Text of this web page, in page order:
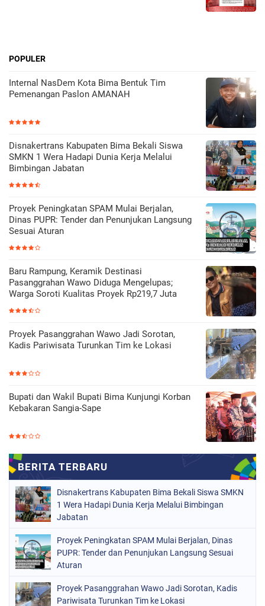
POPULER
Internal NasDem Kota Bima Bentuk Tim
Pemenangan Paslon AMANAH
Disnakertrans Kabupaten Bima Bekali Siswa
SMKN 1 Wera Hadapi Dunia Kerja Melalui
Bimbingan Jabatan
Proyek Peningkatan SPAM Mulai Berjalan,
Dinas PUPR: Tender dan Penunjukan Langsung
Sesuai Aturan
Baru Rampung, Keramik Destinasi
Pasanggrahan Wawo Diduga Mengelupas;
Warga Soroti Kualitas Proyek Rp219,7 Juta
Proyek Pasanggrahan Wawo Jadi Sorotan,
Kadis Pariwisata Turunkan Tim ke Lokasi
Bupati dan Wakil Bupati Bima Kunjungi Korban
Kebakaran Sangia-Sape
Disnakertrans Kabupaten Bima Bekali Siswa SMKN
1 Wera Hadapi Dunia Kerja Melalui Bimbingan
Jabatan
Proyek Peningkatan SPAM Mulai Berjalan, Dinas
PUPR: Tender dan Penunjukan Langsung Sesuai
Aturan
Proyek Pasanggrahan Wawo Jadi Sorotan, Kadis
Pariwisata Turunkan Tim ke Lokasi